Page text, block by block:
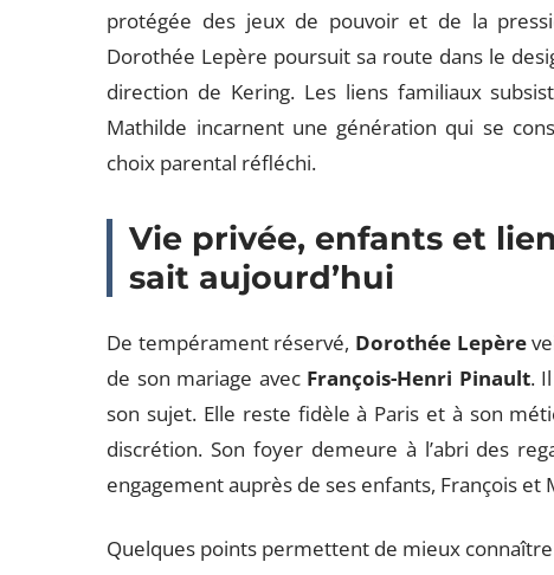
protégée des jeux de pouvoir et de la
Dorothée Lepère poursuit sa route dans le
direction de Kering. Les liens familiaux
Mathilde incarnent une génération qui se
choix parental réfléchi.
Vie privée, enfants et
sait aujourd’hui
De tempérament réservé, Dorothée Lepère
de son mariage avec François-Henri Pinault.
son sujet. Elle reste fidèle à Paris et à son
discrétion. Son foyer demeure à l’abri des
engagement auprès de ses enfants, François et
Quelques points permettent de mieux